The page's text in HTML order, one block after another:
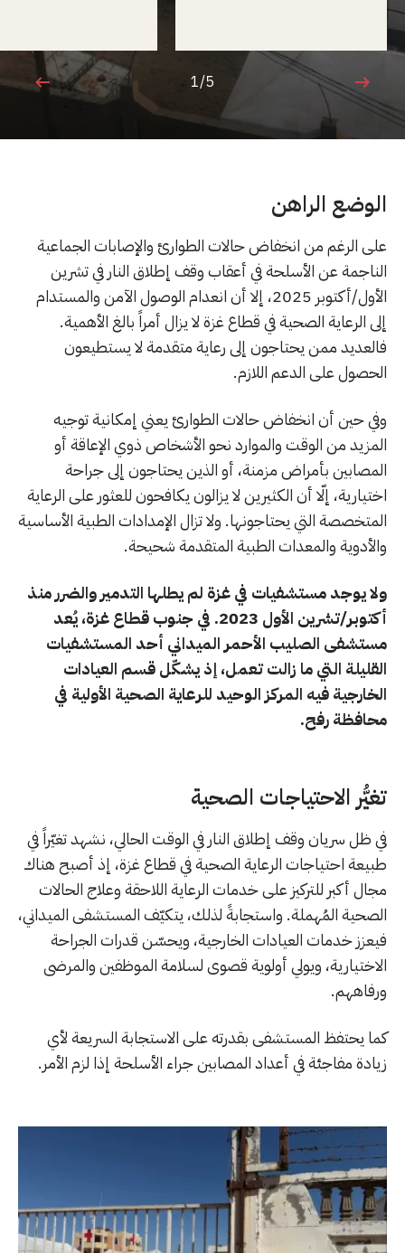
1 من 5
1/5
الوضع الراهن
على الرغم من انخفاض حالات الطوارئ والإصابات الجماعية
الناجمة عن الأسلحة في أعقاب وقف إطلاق النار في تشرين
الأول/أكتوبر 2025، إلا أن انعدام الوصول الآمن والمستدام
إلى الرعاية الصحية في قطاع غزة لا يزال أمراً بالغ الأهمية.
فالعديد ممن يحتاجون إلى رعاية متقدمة لا يستطيعون
الحصول على الدعم اللازم.
وفي حين أن انخفاض حالات الطوارئ يعني إمكانية توجيه
المزيد من الوقت والموارد نحو الأشخاص ذوي الإعاقة أو
المصابين بأمراض مزمنة، أو الذين يحتاجون إلى جراحة
اختيارية، إلّا أن الكثيرين لا يزالون يكافحون للعثور على الرعاية
المتخصصة التي يحتاجونها. ولا تزال الإمدادات الطبية الأساسية
والأدوية والمعدات الطبية المتقدمة شحيحة.
ولا يوجد مستشفيات في غزة لم يطلها التدمير والضرر منذ
أكتوبر/تشرين الأول 2023. في جنوب قطاع غزة، يُعد
مستشفى الصليب الأحمر الميداني أحد المستشفيات
القليلة التي ما زالت تعمل، إذ يشكّل قسم العيادات
الخارجية فيه المركز الوحيد للرعاية الصحية الأولية في
محافظة رفح.
تغيُّر الاحتياجات الصحية
في ظل سريان وقف إطلاق النار في الوقت الحالي، نشهد تغيّراً في
طبيعة احتياجات الرعاية الصحية في قطاع غزة، إذ أصبح هناك
مجال أكبر للتركيز على خدمات الرعاية اللاحقة وعلاج الحالات
الصحية المُهملة. واستجابةً لذلك، يتكيّف المستشفى الميداني،
فيعزز خدمات العيادات الخارجية، ويحسّن قدرات الجراحة
الاختيارية، ويولي أولوية قصوى لسلامة الموظفين والمرضى
ورفاههم.
كما يحتفظ المستشفى بقدرته على الاستجابة السريعة لأي
زيادة مفاجئة في أعداد المصابين جراء الأسلحة إذا لزم الأمر.